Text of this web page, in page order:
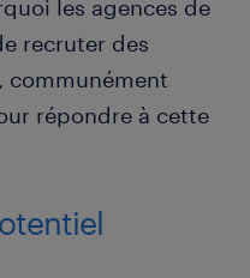
les agences de
recruter des
communément
répondre à cette